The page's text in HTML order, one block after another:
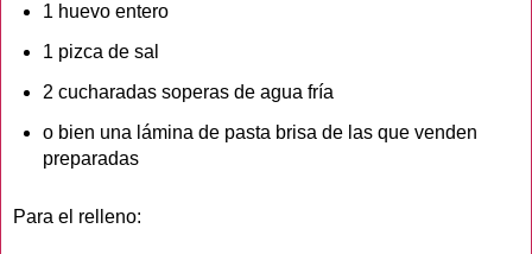
1 huevo entero
1 pizca de sal
2 cucharadas soperas de agua fría
o bien una lámina de pasta brisa de las que venden
preparadas
Para el relleno: